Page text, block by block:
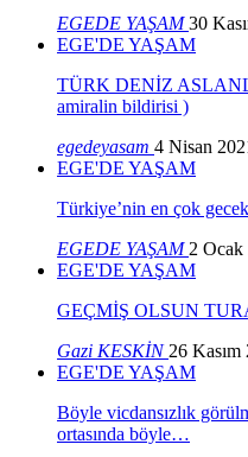
EGEDE YAŞAM30
EGE'DE YAŞAM
TÜRK DENİZ
amiralin bildirisi )
egedeyasam 4 Nisan
EGE'DE YAŞAM
Türkiye’nin en çok
EGEDE YAŞAM 2 Ocak
EGE'DE YAŞAM
GEÇMİŞ OLSUN
Gazi KESKİN 26 Kasım
EGE'DE YAŞAM
Böyle vicdansızlık
ortasında böyle…